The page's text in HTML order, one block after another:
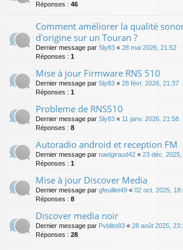
Réponses : 46
Comment améliorer la qualité
d'origine sur un Touran ?
Dernier message par Sly83 « 28 mai 2026, 21:52
Réponses : 1
Mise à jour Firmware RNS 510
Dernier message par Sly83 « 28 févr. 2026, 21:37
Réponses : 1
Probleme de RNS510
Dernier message par Sly83 « 11 janv. 2026, 21:58
Réponses : 8
Autoradio android et reception FM
Dernier message par naelgiraud42 « 23 déc. 2025,
Réponses : 1
Mise à jour Discover Media
Dernier message par gfeuillet49 « 02 oct. 2025,
Réponses : 8
Discover media noir
Dernier message par Pvblito83 « 28 août 2025,
Réponses : 28